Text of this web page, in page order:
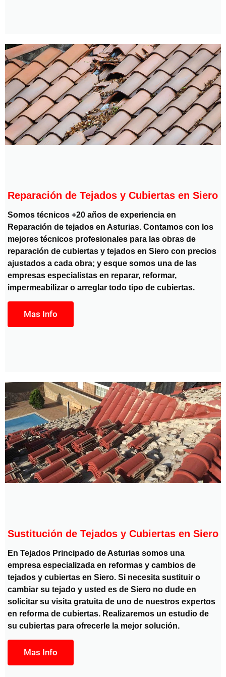
Reparación de Tejados y Cubiertas en Siero
Somos técnicos +20 años de experiencia en
Reparación de tejados en Asturias. Contamos con los
mejores técnicos profesionales para las obras de
reparación de cubiertas y tejados en Siero con precios
ajustados a cada obra; y esque somos una de las
empresas especialistas en reparar, reformar,
impermeabilizar o arreglar todo tipo de cubiertas.
Mas Info
Sustitución de Tejados y Cubiertas en Siero
En Tejados Principado de Asturias somos una
empresa especializada en reformas y cambios de
tejados y cubiertas en Siero. Si necesita sustituir o
cambiar su tejado y usted es de Siero no dude en
solicitar su visita gratuita de uno de nuestros expertos
en reforma de cubiertas. Realizaremos un estudio de
su cubiertas para ofrecerle la mejor solución.
Mas Info